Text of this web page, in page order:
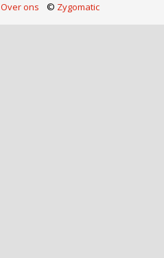
Over ons © Zygomatic